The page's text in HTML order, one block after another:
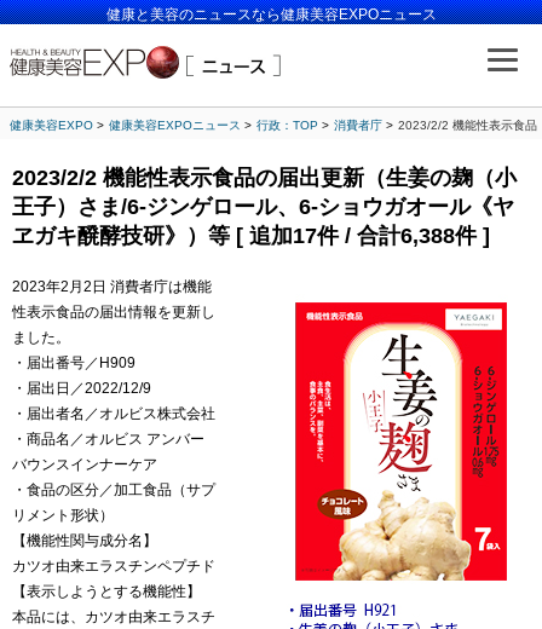
健康と美容のニュースなら健康美容EXPOニュース
健康美容EXPO 健康美容EXPOニュース 行政：TOP 消費者庁 2023/2/2 機能性表示食品
2023/2/2 機能性表示食品の届出更新（生姜の麹（小
王子）さま/6-ジンゲロール、6-ショウガオール《ヤ
ヱガキ醗酵技研》）等 [ 追加17件 / 合計6,388件 ]
2023年2月2日 消費者庁は機能
性表示食品の届出情報を更新し
ました。
・届出番号／H909
・届出日／2022/12/9
・届出者名／オルビス株式会社
・商品名／オルビス アンバー
バウンスインナーケア
・食品の区分／加工食品（サプ
リメント形状）
【機能性関与成分名】
カツオ由来エラスチンペプチド
【表示しようとする機能性】
本品には、カツオ由来エラスチ